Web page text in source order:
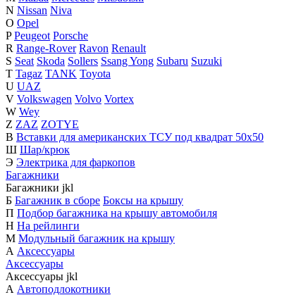
N Nissan Niva
O Opel
P Peugeot Porsche
R Range-Rover Ravon Renault
S Seat Skoda Sollers Ssang Yong Subaru Suzuki
T Tagaz TANK Toyota
U UAZ
V Volkswagen Volvo Vortex
W Wey
Z ZAZ ZOTYE
В Вставки для американских ТСУ под квадрат 50х50
Ш Шар/крюк
Э Электрика для фаркопов
Багажники
Багажники jkl
Б Багажник в сборе Боксы на крышу
П Подбор багажника на крышу автомобиля
Н На рейлинги
М Модульный багажник на крышу
А Аксессуары
Аксессуары
Аксессуары jkl
А Автоподлокотники